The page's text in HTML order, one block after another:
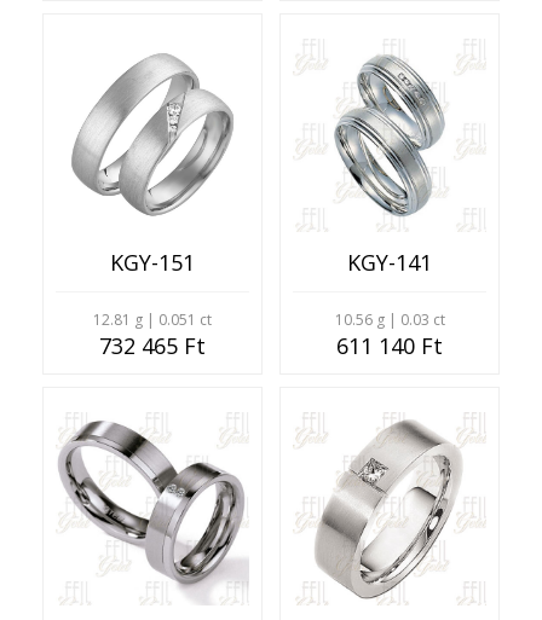
KGY-151
12.81 g | 0.051 ct
732 465 Ft
KGY-141
10.56 g | 0.03 ct
611 140 Ft